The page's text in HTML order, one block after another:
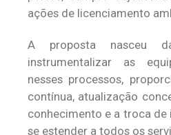
ações de licenciamento
A proposta nasceu
instrumentalizar as
nesses processos,
contínua, atualização
conhecimento e a troca
se estender a todos os